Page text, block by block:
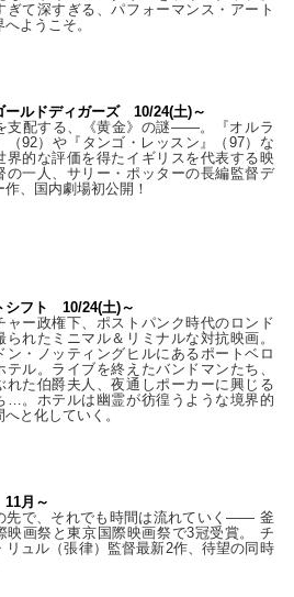
ぎて深すぎる、パフォーマンス・アート
へようこそ。
ールドディガーズ 10/24(土)～
支配する、《黄金》の謎――。『オルラ
（92）や『タンゴ・レッスン』（97）な
界的な評価を得たイギリスを代表する映
の一人、サリー・ポッターの長編監督デ
作、国内劇場初公開！
シフト 10/24(土)～
ャー政権下、ポストパンク時代のロンド
られたミニマル＆リミナルな対抗映画。
ン・ノッティングヒルにあるポートベロ
テル。ライブを終えたバンドマンたち、
れた伯爵夫人、夜通しポーカーに興じる
…。ホテルは幽霊が彷徨うような境界的
へと化していく。
月～
先で、それでも時間は流れていく—— 釜
映画祭と東京国際映画祭で3冠受賞。 チ
リュル（張律）監督最新2作、待望の同時